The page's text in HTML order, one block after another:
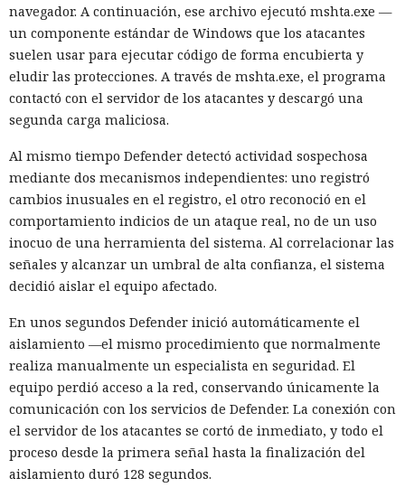
navegador. A continuación, ese archivo ejecutó mshta.exe —
un componente estándar de Windows que los atacantes
suelen usar para ejecutar código de forma encubierta y
eludir las protecciones. A través de mshta.exe, el programa
contactó con el servidor de los atacantes y descargó una
segunda carga maliciosa.
Al mismo tiempo Defender detectó actividad sospechosa
mediante dos mecanismos independientes: uno registró
cambios inusuales en el registro, el otro reconoció en el
comportamiento indicios de un ataque real, no de un uso
inocuo de una herramienta del sistema. Al correlacionar las
señales y alcanzar un umbral de alta confianza, el sistema
decidió aislar el equipo afectado.
En unos segundos Defender inició automáticamente el
aislamiento —el mismo procedimiento que normalmente
realiza manualmente un especialista en seguridad. El
equipo perdió acceso a la red, conservando únicamente la
comunicación con los servicios de Defender. La conexión con
el servidor de los atacantes se cortó de inmediato, y todo el
proceso desde la primera señal hasta la finalización del
aislamiento duró 128 segundos.